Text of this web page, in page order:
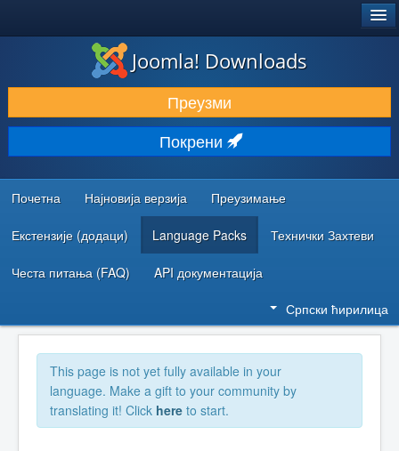
ПРЕУЗИМАЊЕ И ПРОШИРЕЊА (ЕКСТЕНЗИЈЕ)
ОТКРИЈТЕ И НАУЧИТЕ
ЗАЈЕДНИЦА И ПОДРШКА
РЕСУРСИ ЗА РАЗВОЈ
Joomla! Downloads
Преузми
Покрени
Почетна Најновија верзија Преузимање
Екстензије (додаци) Language Packs Технички Захтеви
Честа питања (FAQ) API документација
Српски ћирилица
This page is not yet fully available in your
language. Make a gift to your community by
translating it! Click here to start.